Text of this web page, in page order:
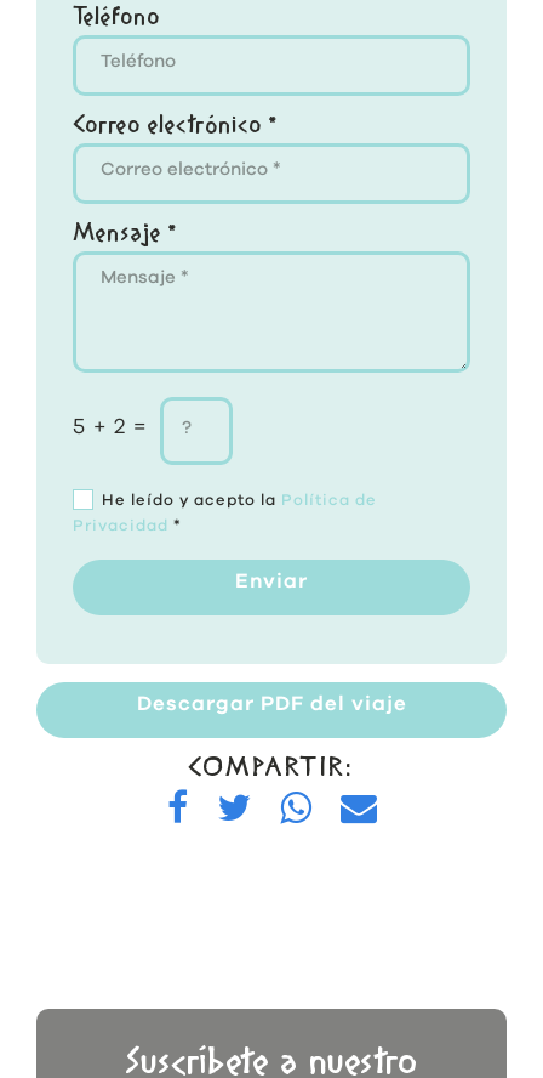
Teléfono
Correo electrónico *
Mensaje *
5 + 2 =
He leído y acepto la Política de
Privacidad *
Enviar
Descargar PDF del viaje
COMPARTIR:
Suscríbete a nuestro